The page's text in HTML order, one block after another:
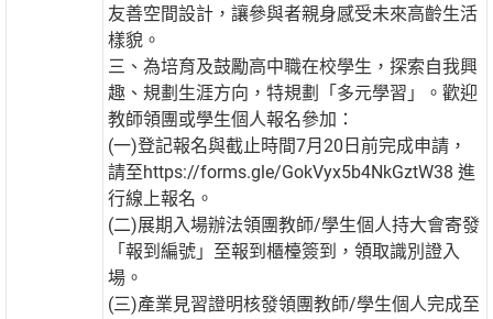
友善空間設計，讓參與者親身感受未來高齡生活
樣貌。
三、為培育及鼓勵高中職在校學生，探索自我興
趣、規劃生涯方向，特規劃「多元學習」。歡迎
教師領團或學生個人報名參加：
(一)登記報名與截止時間7月20日前完成申請，
請至https://forms.gle/GokVyx5b4NkGztW38 進
行線上報名。
(二)展期入場辦法領團教師/學生個人持大會寄發
「報到編號」至報到櫃檯簽到，領取識別證入
場。
(三)產業見習證明核發領團教師/學生個人完成至